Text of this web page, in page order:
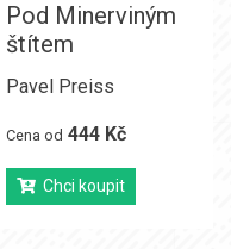
Pod Minerviným
štítem
Pavel Preiss
Cena od 444 Kč
Chci koupit